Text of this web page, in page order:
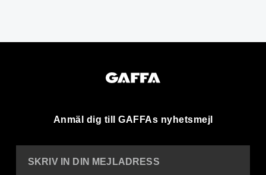
Anmäl dig till GAFFAs nyhetsmejl
SKRIV IN DIN MEJLADRESS